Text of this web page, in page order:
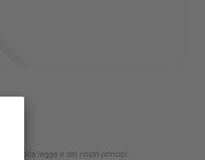
della legge e dei nostri principi.